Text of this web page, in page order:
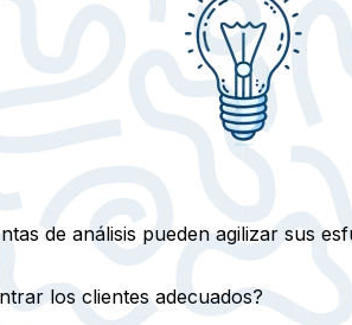
de análisis pueden agilizar sus
los clientes adecuados?